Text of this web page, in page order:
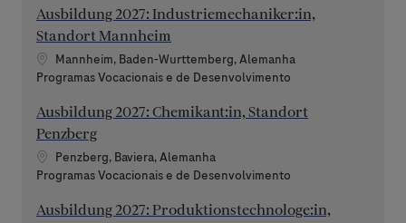
Ausbildung 2027: Industriemechaniker:in,
Standort Mannheim
Localização
Mannheim, Baden-Wurttemberg, Alemanha
Categoria
Programas Vocacionais e de Desenvolvimento
Ausbildung 2027: Chemikant:in, Standort
Penzberg
Localização
Penzberg, Baviera, Alemanha
Categoria
Programas Vocacionais e de Desenvolvimento
Ausbildung 2027: Produktionstechnologe:in,